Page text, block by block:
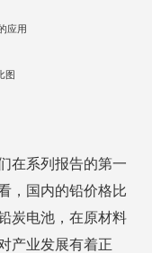
图
在系列报告的第一
，国内的铅价格比
炭电池，在原材料
产业发展有着正